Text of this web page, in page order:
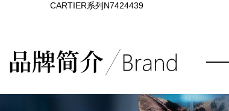
CARTIER系列N7424439